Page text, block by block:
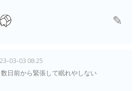
03-03 08:25
日前から緊張して眠れやしない